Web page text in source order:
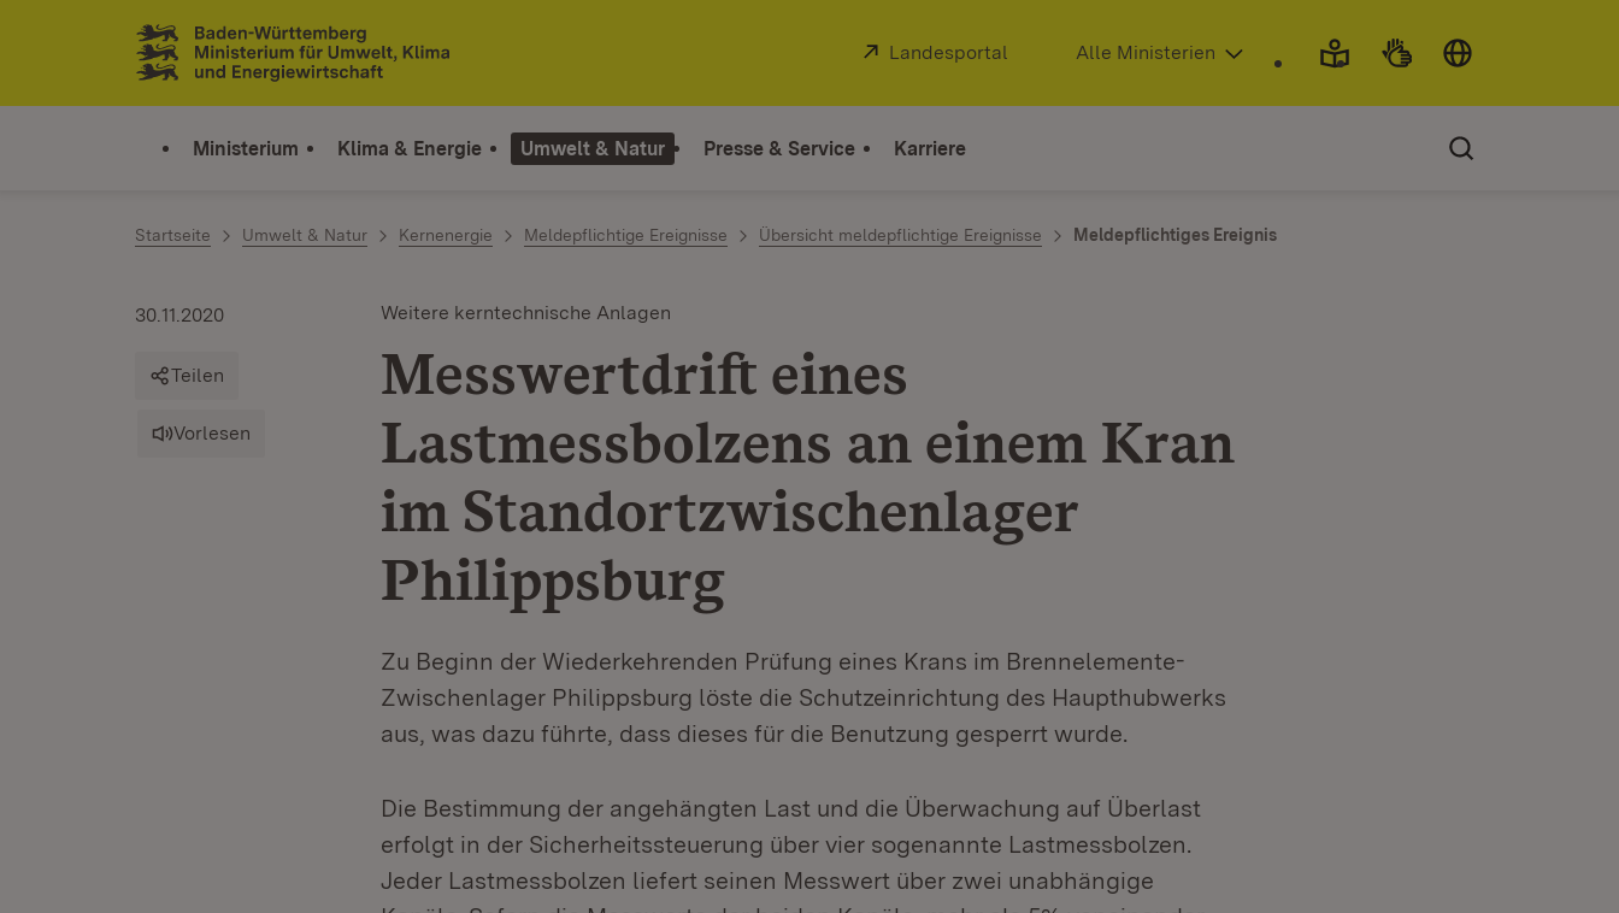
Zum Inhalt springen
Link zur Startseite
Extern:
Landesportal (Öffnet in neuem Fenster)
Alle Ministerien
Ministerium Klima & Energie Umwelt & Natur Presse & Service Karriere
Startseite Umwelt & Natur Kernenergie Meldepflichtige Ereignisse Übersicht meldepflichtige Ereignisse Meldepflichtiges Ereignis
Weitere kerntechnische Anlagen
Messwertdrift eines
Lastmessbolzens an einem Kran
im Standortzwischenlager
Philippsburg
Zu Beginn der Wiederkehrenden Prüfung eines Krans im Brennelemente-
Zwischenlager Philippsburg löste die Schutzeinrichtung des Haupthubwerks
aus, was dazu führte, dass dieses für die Benutzung gesperrt wurde.
Die Bestimmung der angehängten Last und die Überwachung auf Überlast
erfolgt in der Sicherheitssteuerung über vier sogenannte Lastmessbolzen.
Jeder Lastmessbolzen liefert seinen Messwert über zwei unabhängige
30.11.2020
Teilen
Vorlesen